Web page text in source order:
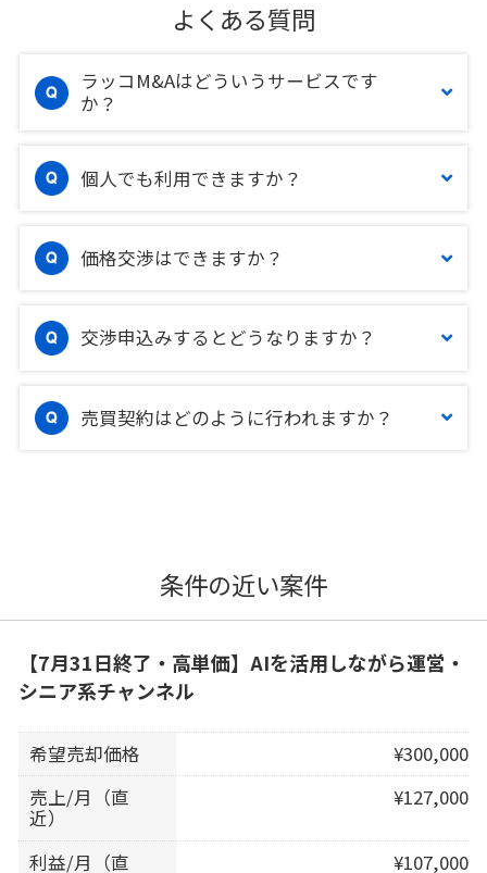
よくある質問
ラッコM&Aはどういうサービスです
か？
個人でも利用できますか？
価格交渉はできますか？
交渉申込みするとどうなりますか？
売買契約はどのように行われますか？
条件の近い案件
【7月31日終了・高単価】AIを活用しながら運営・
シニア系チャンネル
希望売却価格
¥300,000
売上/月（直
近）
¥127,000
利益/月（直 ¥107,000